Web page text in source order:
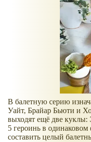
В балетную серию
Уайт, Брайар Бьюти и
выходят ещё две
5 героинь в
составить целый